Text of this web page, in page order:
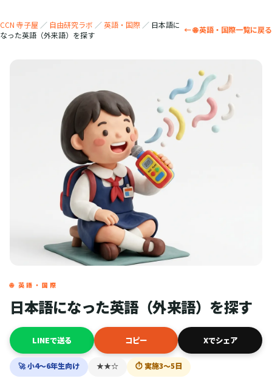
CCN 寺子屋 ／ 自由研究ラボ ／英語・国際 ／ 日本語に
なった英語（外来語）を探す
← 🌐 英語・国際一覧に戻る
🌐 英語・国際
日本語になった英語（外来語）を探す
LINEで送る コピー Xでシェア
🚀 小4〜6年生向け ★★☆ ⏱ 実施3〜5日